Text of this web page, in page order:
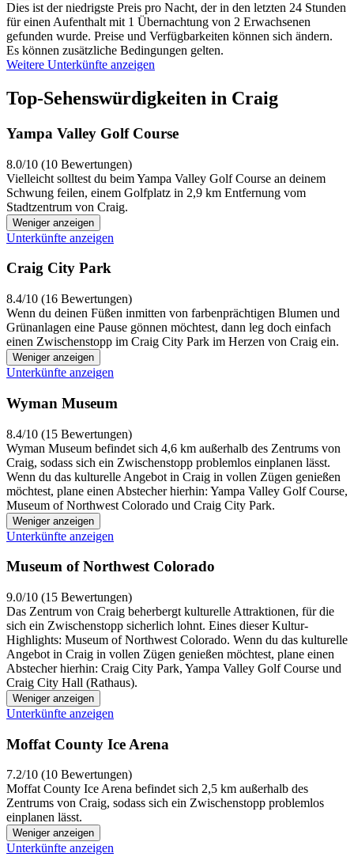
Dies ist der niedrigste Preis pro Nacht, der in den letzten 24 Stunden
für einen Aufenthalt mit 1 Übernachtung von 2 Erwachsenen
gefunden wurde. Preise und Verfügbarkeiten können sich ändern.
Es können zusätzliche Bedingungen gelten.
Weitere Unterkünfte anzeigen
Top-Sehenswürdigkeiten in Craig
Yampa Valley Golf Course
8.0/10 (10 Bewertungen)
Vielleicht solltest du beim Yampa Valley Golf Course an deinem
Schwung feilen, einem Golfplatz in 2,9 km Entfernung vom
Stadtzentrum von Craig.
Weniger anzeigen
Unterkünfte anzeigen
Craig City Park
8.4/10 (16 Bewertungen)
Wenn du deinen Füßen inmitten von farbenprächtigen Blumen und
Grünanlagen eine Pause gönnen möchtest, dann leg doch einfach
einen Zwischenstopp im Craig City Park im Herzen von Craig ein.
Weniger anzeigen
Unterkünfte anzeigen
Wyman Museum
8.4/10 (15 Bewertungen)
Wyman Museum befindet sich 4,6 km außerhalb des Zentrums von
Craig, sodass sich ein Zwischenstopp problemlos einplanen lässt.
Wenn du das kulturelle Angebot in Craig in vollen Zügen genießen
möchtest, plane einen Abstecher hierhin: Yampa Valley Golf Course,
Museum of Northwest Colorado und Craig City Park.
Weniger anzeigen
Unterkünfte anzeigen
Museum of Northwest Colorado
9.0/10 (15 Bewertungen)
Das Zentrum von Craig beherbergt kulturelle Attraktionen, für die
sich ein Zwischenstopp sicherlich lohnt. Eines dieser Kultur-
Highlights: Museum of Northwest Colorado. Wenn du das kulturelle
Angebot in Craig in vollen Zügen genießen möchtest, plane einen
Abstecher hierhin: Craig City Park, Yampa Valley Golf Course und
Craig City Hall (Rathaus).
Weniger anzeigen
Unterkünfte anzeigen
Moffat County Ice Arena
7.2/10 (10 Bewertungen)
Moffat County Ice Arena befindet sich 2,5 km außerhalb des
Zentrums von Craig, sodass sich ein Zwischenstopp problemlos
einplanen lässt.
Weniger anzeigen
Unterkünfte anzeigen